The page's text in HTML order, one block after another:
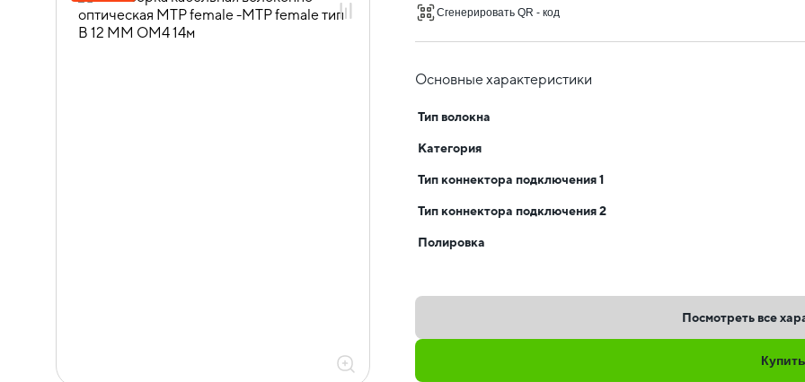
Сгенерировать QR - код
Основные характеристики
Тип волокна
Категория
Тип коннектора подключения 1
Тип коннектора подключения 2
Полировка
Посмотреть все
Купить